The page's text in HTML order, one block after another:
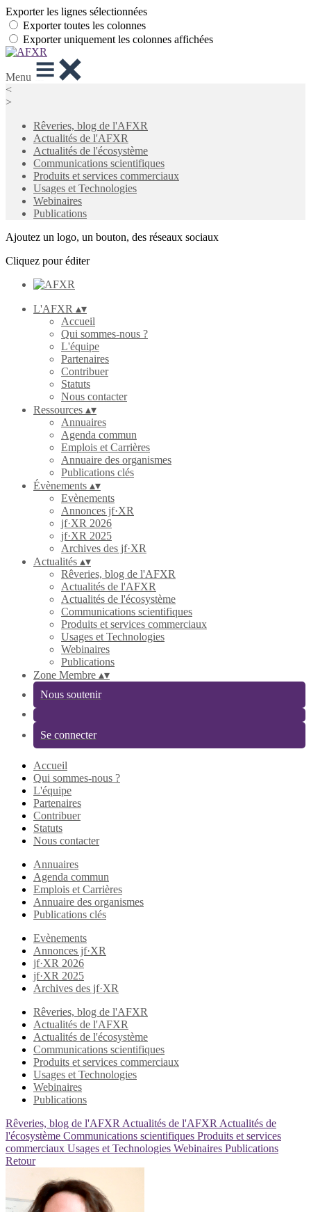
Exporter les lignes sélectionnées
Exporter toutes les colonnes
Exporter uniquement les colonnes affichées
Menu
<
>
Rêveries, blog de l'AFXR
Actualités de l'AFXR
Actualités de l'écosystème
Communications scientifiques
Produits et services commerciaux
Usages et Technologies
Webinaires
Publications
Ajoutez un logo, un bouton, des réseaux sociaux
Cliquez pour éditer
L'AFXR ▴▾
Accueil
Qui sommes-nous ?
L'équipe
Partenaires
Contribuer
Statuts
Nous contacter
Ressources ▴▾
Annuaires
Agenda commun
Emplois et Carrières
Annuaire des organismes
Publications clés
Évènements ▴▾
Evènements
Annonces jf·XR
jf·XR 2026
jf·XR 2025
Archives des jf·XR
Actualités ▴▾
Rêveries, blog de l'AFXR
Actualités de l'AFXR
Actualités de l'écosystème
Communications scientifiques
Produits et services commerciaux
Usages et Technologies
Webinaires
Publications
Zone Membre ▴▾
Nous soutenir
Se connecter
Accueil
Qui sommes-nous ?
L'équipe
Partenaires
Contribuer
Statuts
Nous contacter
Annuaires
Agenda commun
Emplois et Carrières
Annuaire des organismes
Publications clés
Evènements
Annonces jf·XR
jf·XR 2026
jf·XR 2025
Archives des jf·XR
Rêveries, blog de l'AFXR
Actualités de l'AFXR
Actualités de l'écosystème
Communications scientifiques
Produits et services commerciaux
Usages et Technologies
Webinaires
Publications
Rêveries, blog de l'AFXR Actualités de l'AFXR Actualités de
l'écosystème Communications scientifiques Produits et services
commerciaux Usages et Technologies Webinaires Publications
Retour